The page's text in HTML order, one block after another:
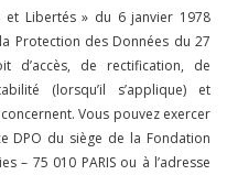
Libertés » du 6 janvier 1978
Protection des Données du 27
d’accès, de rectification, de
(lorsqu’il s’applique) et
Vous pouvez exercer
DPO du siège de la Fondation
– 75 010 PARIS ou à l’adresse